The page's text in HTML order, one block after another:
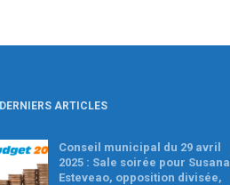
ARTICLES
Conseil municipal du 29 avril
2025 : Sale soirée pour Susana
Esteveao, opposition divisée,